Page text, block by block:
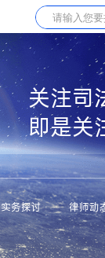
关注司
即是关
实务探讨 律师动